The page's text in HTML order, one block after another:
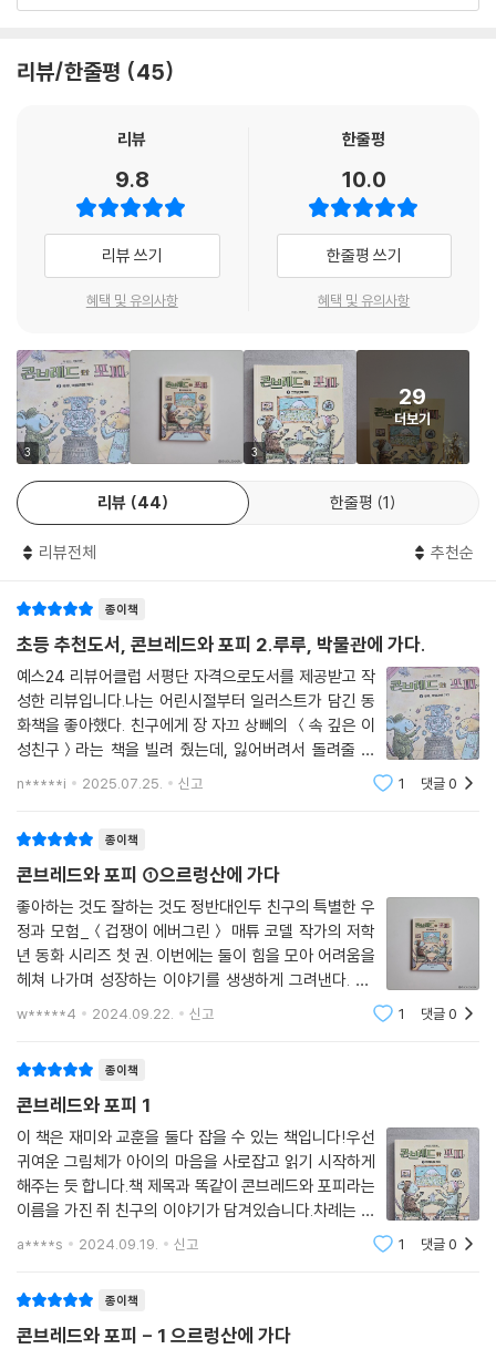
트셀러에 올랐다.
생쥐 콘브레드와 포피는 절친이지만 서로 다른 점이 너무 많다. 콘브레드
도 잘하는 것도 다르다. 그렇지만 서로를 배려하고 이해하며 어떤 일이라
도 함께하고 싶은 마음은 꼭 같다. 그래서 포피가 가을 동안 게으름을 피워
겨우내 먹을 식량이 없어 굶을 위기에 처했을 때 콘브레드는 이 난관을 함
께 헤쳐 나가기로 한다. 식량 문제를 해결하기 위해 포피가 떠올린 방법은
가파르고 미끄러운 바위투성이에다가 무시무시한 부엉이가 살고 있는 으
냈겠지만, 콘브레드가 곁에 있기에 굳은 결심을 한다.
성격과 취향이 정반대여도 콘브레드와 포피가 최고의 짝꿍인 이유는 서로
의 다른 점들 때문에 발생하는 문제를 상대방에 대한 믿음과 존중을 바탕
으로 극복해나가기 때문이다. 또 문제가 발생했을 때 친구를 탓하거나 비
난하지 않고 함께 해결할 수 있는 방법을 찾아나가기 때문이다. 서로를 배
려하고, 친절하고, 상냥하게 대하는 콘브레드와 포피처럼 상대가 나에게
멋진 우정을 쌓을 수 있을 것이다.
함께 이뤄내는 성취감,
나눔과 협동의 가치
콘브레드와 포피는 으르렁산에서 위기를 맞닥뜨릴 때마다 찰떡 호흡을 보
여주며 어려운 상황들을 모면한다. 수레를 가지고 눈 덮인 미끄러운 산길
을 오르내릴 때는 한 사람이 밀고 한 사람이 끌어주며 힘을 모은다. 갑자기
위험한 동물을 마주쳤을 때는 용감한 포피가 나서서 맞서 싸우고, 낯선 이
으르렁산을 함께 오르지 않았다면 둘은 이런 값진 경험을 해보지 못했을
것이다. 혼자보다 둘이 함께했을 때의 성취감은 더욱 크다. 그리고 그 과정
에서 깨달은 나눔과 협동의 가치는 사이를 더욱 돈독하게 만드는 밑거름이
된다는 사실을 독자들에게 일깨워준다.
풍부한 표현과 말의 재미를 알려주는 책
코델 작가는 작품에서 그림 위주로 인물들의 감정과 압도적인 자연의 모습
을 세밀하게 표현하는 것이 특징이다. 글 없는 그림책으로 칼데콧 대상을
수상한 이력이 있을 정도로 인물과 상황 묘사를 그림으로 깊이 있게 담아
내는 데 탁월한 솜씨를 가졌다. 그런 그가 ≪겁쟁이 에버그린≫으로 그림
만큼이나 글의 비중이 크고, 여러 개의 파트로 나뉘어진 챕터북의 묘미를
보여주며 이야기꾼으로서의 진면목을 드러냈다. 이러한 그의 모든 역량이
처음으로 시도한 저학년 문학에서 유감없이 발휘되었다.
한 그림은 글에 활기찬 생명력을 불어넣고, 글 사이사이 소컷 그림들이 들
어가 글 읽기에 대한 부담감을 줄여준다. 또한 ‘킁킁’ ‘바스락바스락’ ‘덜
리뷰/한줄평 45
리뷰
9.8
리뷰 쓰기
혜택 및 유의사항
한줄평
10.0
한줄평 쓰기
혜택 및 유의사항
3 3
29
더보기
리뷰 44 한줄평 1
리뷰전체 추천순
종이책
초등 추천도서, 콘브레드와 포피 2.루루, 박물관에 가다.
예스24 리뷰어클럽 서평단 자격으로도서를 제공받고 작
성한 리뷰입니다.나는 어린시절부터 일러스트가 담긴 동
화책을 좋아했다. 친구에게 장 자끄 상뻬의 ＜속 깊은 이
성친구＞라는 책을 빌려 줬는데, 잃어버려서 돌려줄 수
없다고 뻔뻔하게 말하던 모습에 화가 나, 친구의 집을 샅
n*****i 2025.07.25. 신고 1 댓글0
종이책
콘브레드와 포피 ①으르렁산에 가다
좋아하는 것도 잘하는 것도 정반대인두 친구의 특별한 우
정과 모험_＜겁쟁이 에버그린＞ 매튜 코델 작가의 저학
년 동화 시리즈 첫 권. 이번에는 둘이 힘을 모아 어려움을
헤쳐 나가며 성장하는 이야기를 생생하게 그려낸다. 80
페이지 분량에 큼직한 글씨와 그림이 어우러져 있어서 그
w*****4 2024.09.22. 신고 1 댓글0
종이책
콘브레드와 포피 1
이 책은 재미와 교훈을 둘다 잡을 수 있는 책입니다!우선
귀여운 그림체가 아이의 마음을 사로잡고 읽기 시작하게
해주는 듯 합니다.책 제목과 똑같이 콘브레드와 포피라는
이름을 가진 쥐 친구의 이야기가 담겨있습니다.차례는 간
단히 3 챕터로 나누어져 있는데 콘브레드와 포피는 어떤
a****s 2024.09.19. 신고 1 댓글0
종이책
콘브레드와 포피 - 1 으르렁산에 가다